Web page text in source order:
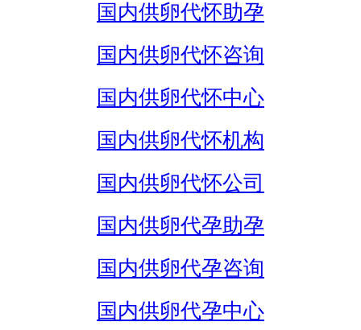
国内供卵代怀助孕
国内供卵代怀咨询
国内供卵代怀中心
国内供卵代怀机构
国内供卵代怀公司
国内供卵代孕助孕
国内供卵代孕咨询
国内供卵代孕中心